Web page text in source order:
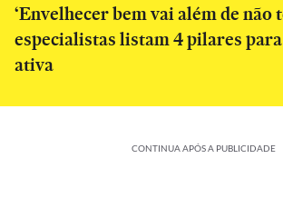
‘Envelhecer bem vai além de não
especialistas listam 4 pilares
ativa
CONTINUA APÓS A PUBLICIDADE